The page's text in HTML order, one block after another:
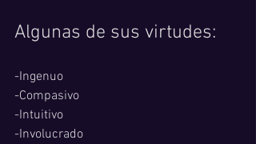
Algunas de sus virtudes:
-Ingenuo
-Compasivo
-Intuitivo
-Involucrado